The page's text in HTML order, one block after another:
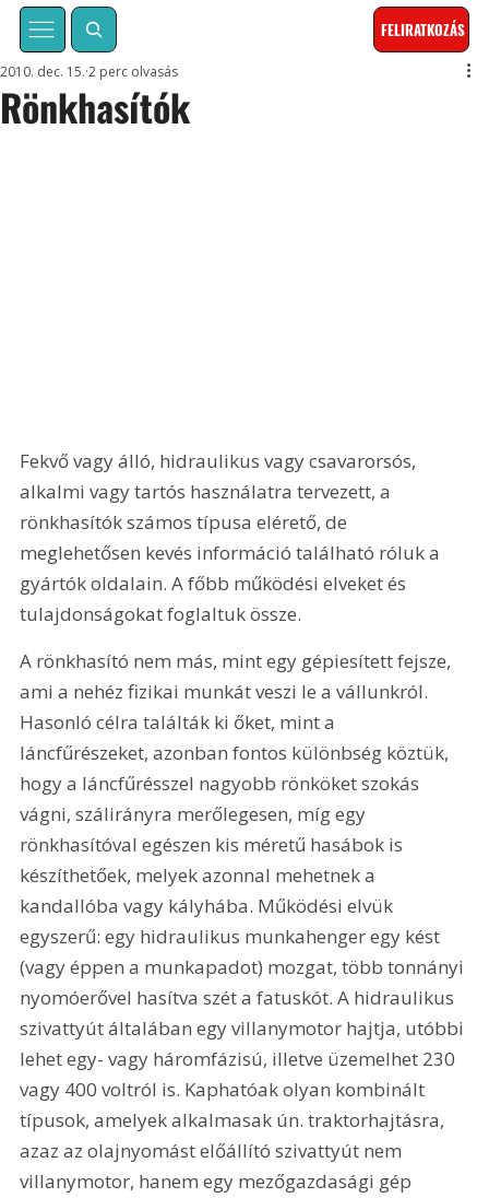
FELIRATKOZÁS
Rönkhasítók
2010. dec. 15. 2 perc olvasás
Fekvő vagy álló, hidraulikus vagy csavarorsós,
alkalmi vagy tartós használatra tervezett, a
rönkhasítók számos típusa elérető, de
meglehetősen kevés információ található róluk a
gyártók oldalain. A főbb működési elveket és
tulajdonságokat foglaltuk össze.
A rönkhasító nem más, mint egy gépiesített fejsze,
ami a nehéz fizikai munkát veszi le a vállunkról.
Hasonló célra találták ki őket, mint a
láncfűrészeket, azonban fontos különbség köztük,
hogy a láncfűrésszel nagyobb rönköket szokás
vágni, szálirányra merőlegesen, míg egy
rönkhasítóval egészen kis méretű hasábok is
készíthetőek, melyek azonnal mehetnek a
kandallóba vagy kályhába. Működési elvük
egyszerű: egy hidraulikus munkahenger egy kést
(vagy éppen a munkapadot) mozgat, több tonnányi
nyomóerővel hasítva szét a fatuskót. A hidraulikus
szivattyút általában egy villanymotor hajtja, utóbbi
lehet egy- vagy háromfázisú, illetve üzemelhet 230
vagy 400 voltról is. Kaphatóak olyan kombinált
típusok, amelyek alkalmasak ún. traktorhajtásra,
azaz az olajnyomást előállító szivattyút nem
villanymotor, hanem egy mezőgazdasági gép